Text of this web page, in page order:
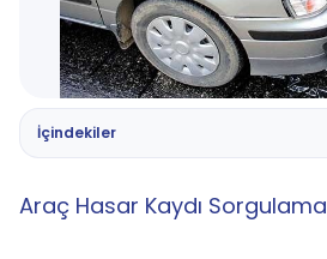
İçindekiler
Araç Hasar Kaydı Sorgulama